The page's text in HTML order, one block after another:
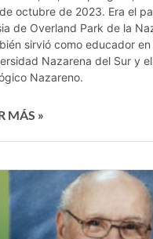
octubre de 2023. Era el
de Overland Park de la
sirvió como educador en
Nazarena del Sur y
Nazareno.
MÁS »